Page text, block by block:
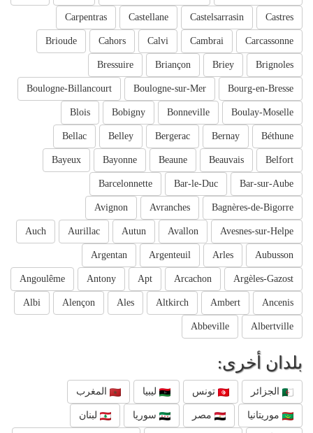
Castres
Castelsarrasin
Castellane
Carpentras
Carcassonne
Cambrai
Calvi
Cahors
Brioude
Brignoles
Briey
Briançon
Bressuire
Bourg-en-Bresse
Boulogne-sur-Mer
Boulogne-Billancourt
Boulay-Moselle
Bonneville
Bobigny
Blois
Béthune
Bernay
Bergerac
Belley
Bellac
Belfort
Beauvais
Beaune
Bayonne
Bayeux
Bar-sur-Aube
Bar-le-Duc
Barcelonnette
Bagnères-de-Bigorre
Avranches
Avignon
Avesnes-sur-Helpe
Avallon
Autun
Aurillac
Auch
Aubusson
Arles
Argenteuil
Argentan
Argèles-Gazost
Arcachon
Apt
Antony
Angoulême
Ancenis
Ambert
Altkirch
Ales
Alençon
Albi
Albertville
Abbeville
بلدان أخرى:
الجزائر تونس ليبيا المغرب
موريتانيا مصر سوريا لبنان